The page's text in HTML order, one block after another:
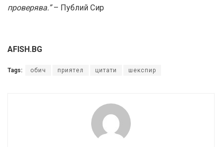
проверява.”– Публий Сир
AFISH.BG
Tags: обич приятел цитати шекспир